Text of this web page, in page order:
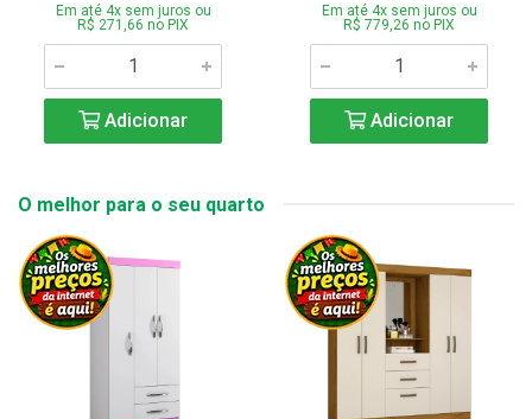
Em até 4x sem juros ou
R$ 271,66 no PIX
Adicionar
Em até 4x sem juros ou
R$ 779,26 no PIX
Adicionar
O melhor para o seu quarto